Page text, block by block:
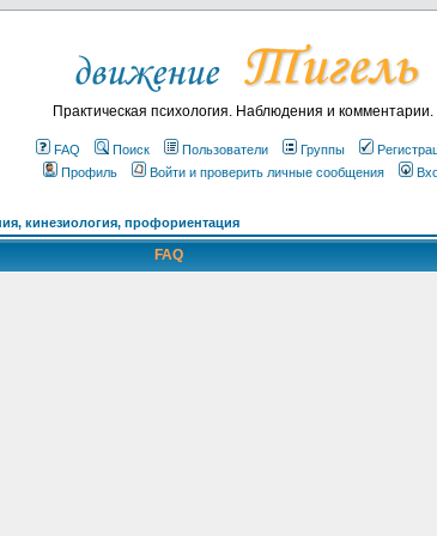
Практическая психология. Наблюдения и комментарии.
FAQ Поиск Пользователи Группы
Профиль
Войти и проверить личные сообщения
кинезиология, профориентация
FAQ